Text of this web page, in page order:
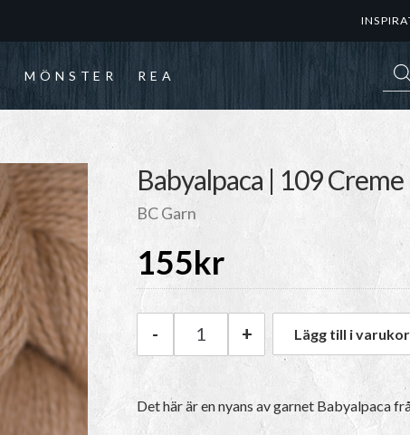
MÖNSTER REA
Babyalpaca | 109 Creme
BC Garn
155kr
BC Garn Babyalpaca | 109
- + Lägg till i
Det här är en nyans av garnet Babyalpaca